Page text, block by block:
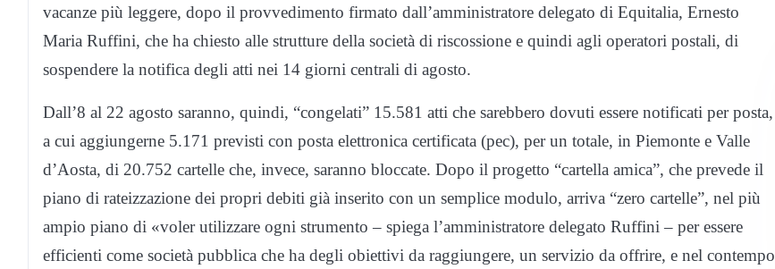
vacanze più leggere, dopo il provvedimento firmato dall’amministratore delegato di Equitalia, Ernesto
Maria Ruffini, che ha chiesto alle strutture della società di riscossione e quindi agli operatori postali, di
sospendere la notifica degli atti nei 14 giorni centrali di agosto.
Dall’8 al 22 agosto saranno, quindi, “congelati” 15.581 atti che sarebbero dovuti essere notificati per posta,
a cui aggiungerne 5.171 previsti con posta elettronica certificata (pec), per un totale, in Piemonte e Valle
d’Aosta, di 20.752 cartelle che, invece, saranno bloccate. Dopo il progetto “cartella amica”, che prevede il
piano di rateizzazione dei propri debiti già inserito con un semplice modulo, arriva “zero cartelle”, nel più
ampio piano di «voler utilizzare ogni strumento – spiega l’amministratore delegato Ruffini – per essere
efficienti come società pubblica che ha degli obiettivi da raggiungere, un servizio da offrire, e nel contempo